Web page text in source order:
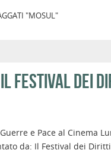
"MOSUL"
FESTIVAL DEI
e Pace al Cinema
da: Il Festival dei